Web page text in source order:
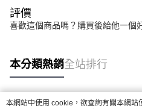
評價
喜歡這個商品嗎？購買後給他一個
本分類熱銷全站排行
本網站中使用 cookie，欲查詢有關本網